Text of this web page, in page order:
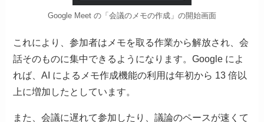
Google Meet の「会議のメモの作成」の開始画面
これにより、参加者はメモを取る作業から解放され、会
話そのものに集中できるようになります。Google によ
れば、AI によるメモ作成機能の利用は年初から 13 倍以
上に増加したとしています。
また、会議に遅れて参加したり、議論のペースが速くて